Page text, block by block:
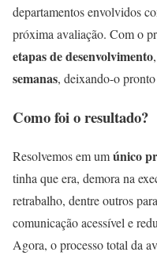
departamentos envolvidos
próxima avaliação. Com o
etapas de desenvolvimento
semanas, deixando-o
Como foi oresultado?
Resolvemos em umúnico
tinha que era, demora na
retrabalho, dentre outros
comunicação acessível e
Agora, o processo total da